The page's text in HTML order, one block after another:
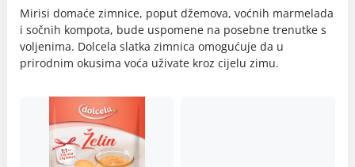
Mirisi domaće zimnice, poput džemova, voćnih marmelada
i sočnih kompota, bude uspomene na posebne trenutke s
voljenima. Dolcela slatka zimnica omogućuje da u
prirodnim okusima voća uživate kroz cijelu zimu.